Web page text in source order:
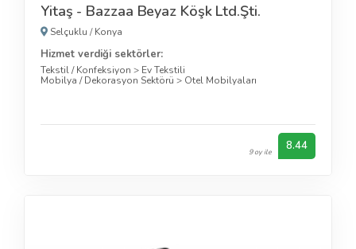
Yitaş - Bazzaa Beyaz Köşk Ltd.Şti.
Selçuklu /Konya
Hizmet verdiği sektörler:
Tekstil / Konfeksiyon > Ev Tekstili
Mobilya / Dekorasyon Sektörü > Otel Mobilyaları
9 oy ile 8.44